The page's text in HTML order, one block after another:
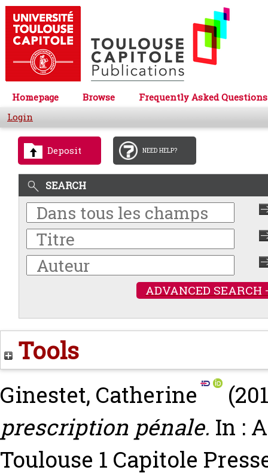
Homepage Browse
Frequently Asked Questions
Login
Deposit NEED HELP?
SEARCH
ADVANCED SEARCH
Tools
Ginestet, Catherine
prescription pénale. In :
Toulouse 1 Capitole